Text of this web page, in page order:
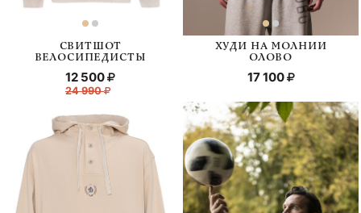
СВИТШОТ
ВЕЛОСИПЕДИСТЫ
24 990
12 500
ХУДИ НА МОЛНИИ
ОЛОВО
17 100